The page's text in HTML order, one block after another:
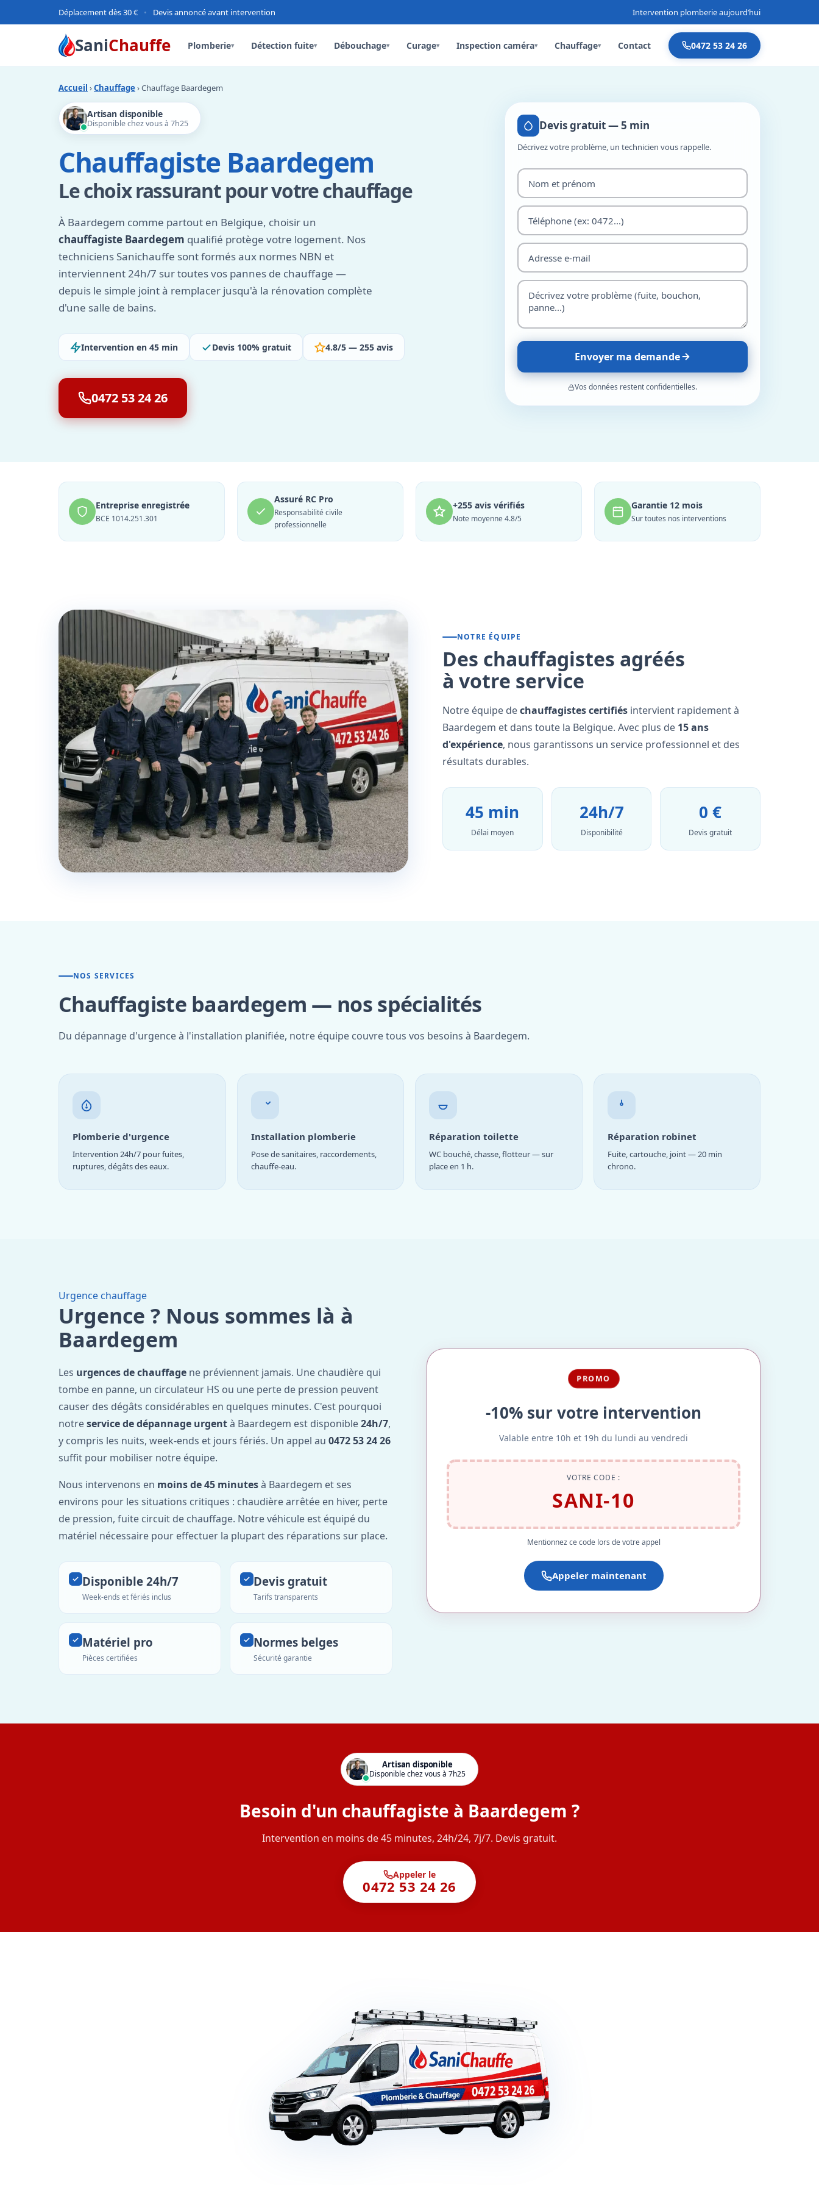
Déplacement dès 30 € • Devis annoncé avant intervention Intervention plomberie aujourd’hui
SaniChauffe Plomberie▾ Détection fuite▾ Débouchage▾ Curage▾ Inspection caméra▾ Chauffage▾ Contact 0472 53 24 26
Accueil ›Chauffage › Chauffage Baardegem
Artisan disponible
Disponible chez vous à 7h25
Chauffagiste Baardegem
Le choix rassurant pour votre chauffage
À Baardegem comme partout en Belgique, choisir un
chauffagiste Baardegem qualifié protège votre logement. Nos
techniciens Sanichauffe sont formés aux normes NBN et
interviennent 24h/7 sur toutes vos pannes de chauffage —
depuis le simple joint à remplacer jusqu'à la rénovation complète
d'une salle de bains.
Intervention en 45 min Devis 100% gratuit 4.8/5 — 255 avis
0472 53 24 26
Devis gratuit — 5 min
Décrivez votre problème, un technicien vous rappelle.
Envoyer ma demande
Vos données restent confidentielles.
Entreprise enregistrée
BCE 1014.251.301
Assuré RC Pro
Responsabilité civile
professionnelle
+255 avis vérifiés
Note moyenne 4.8/5
Garantie 12 mois
Sur toutes nos interventions
NOTRE ÉQUIPE
Des chauffagistes agréés
à votre service
Notre équipe dechauffagistes certifiés intervient rapidement à
Baardegem et dans toute la Belgique. Avec plus de 15 ans
d'expérience, nous garantissons un service professionnel et des
résultats durables.
45 min
Délai moyen
24h/7
Disponibilité
0 €
Devis gratuit
NOS SERVICES
Chauffagiste baardegem — nos spécialités
Du dépannage d'urgence à l'installation planifiée, notre équipe couvre tous vos besoins à Baardegem.
Plomberie d'urgence
Intervention 24h/7 pour fuites,
ruptures, dégâts des eaux.
Installation plomberie
Pose de sanitaires, raccordements,
chauffe-eau.
Réparation toilette
WC bouché, chasse, flotteur — sur
place en 1 h.
Réparation robinet
Fuite, cartouche, joint — 20 min
chrono.
Urgence chauffage
Urgence ? Nous sommes là à
Baardegem
Les urgences de chauffage ne préviennent jamais. Une chaudière qui
tombe en panne, un circulateur HS ou une perte de pression peuvent
causer des dégâts considérables en quelques minutes. C'est pourquoi
notreservice de dépannage urgentà Baardegem est disponible24h/7,
y compris les nuits, week-ends et jours fériés. Un appel au 0472 53 24 26
suffit pour mobiliser notre équipe.
Nous intervenons en moins de 45 minutesà Baardegem et ses
environs pour les situations critiques : chaudière arrêtée en hiver, perte
de pression, fuite circuit de chauffage. Notre véhicule est équipé du
matériel nécessaire pour effectuer la plupart des réparations sur place.
Disponible 24h/7
Week-ends et fériés inclus
Devis gratuit
Tarifs transparents
Matériel pro
Pièces certifiées
Normes belges
Sécurité garantie
PROMO
-10% sur votre intervention
Valable entre 10h et 19h du lundi au vendredi
VOTRE CODE :
SANI-10
Mentionnez ce code lors de votre appel
Appeler maintenant
Artisan disponible
Disponible chez vous à 7h25
Besoin d'un chauffagiste à Baardegem ?
Intervention en moins de 45 minutes, 24h/24, 7j/7. Devis gratuit.
Appeler le
0472 53 24 26